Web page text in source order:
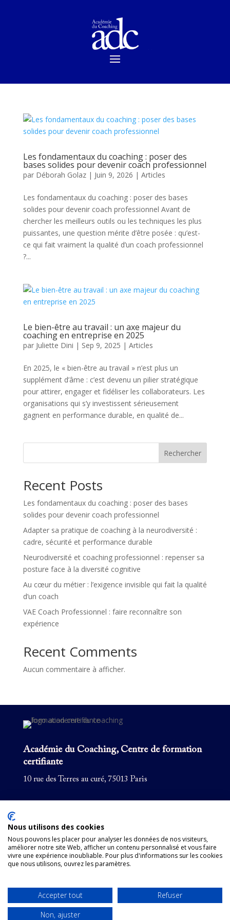
Les fondamentaux du coaching : poser des
bases solides pour devenir coach professionnel
par Déborah Golaz| Juin 9, 2026 | Articles
Les fondamentaux du coaching : poser des bases
solides pour devenir coach professionnel Avant de
chercher les meilleurs outils ou les techniques les plus
puissantes, une question mérite d’être posée : qu’est-
ce qui fait vraiment la qualité d’un coach professionnel
?...
Le bien-être au travail : un axe majeur du
coaching en entreprise en 2025
par Juliette Dini | Sep 9, 2025 | Articles
En 2025, le « bien-être au travail » n’est plus un
supplément d’âme : c’est devenu un pilier stratégique
pour attirer, engager et fidéliser les collaborateurs. Les
organisations qui s’y investissent sérieusement
gagnent en performance durable, en qualité de...
Rechercher
Recent Posts
Les fondamentaux du coaching : poser des bases
solides pour devenir coach professionnel
Adapter sa pratique de coaching à la neurodiversité :
cadre, sécurité et performance durable
Neurodiversité et coaching professionnel : repenser sa
posture face à la diversité cognitive
Au cœur du métier : l’exigence invisible qui fait la qualité
d’un coach
VAE Coach Professionnel : faire reconnaître son
expérience
Recent Comments
Aucun commentaire à afficher.
Académie du Coaching, Centre de formation
certifiante
10 rue des Terres au curé, 75013 Paris
Formations courtes
Supervision
Politique de confidentialité
Nous utilisons des cookies
Nous pouvons les placer pour analyser les données de nos visiteurs,
améliorer notre site Web, afficher un contenu personnalisé et vous faire
vivre une expérience inoubliable. Pour plus d'informations sur les cookies
que nous utilisons, ouvrez les paramètres.
Accepter tout
Refuser
Non, ajuster